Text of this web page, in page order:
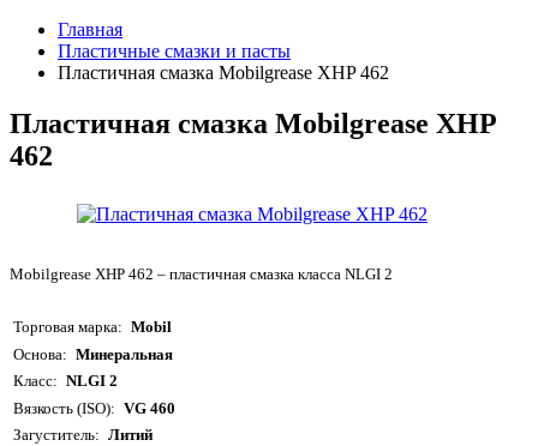
Главная
Пластичные смазки и пасты
Пластичная смазка Mobilgrease XHP 462
Пластичная смазка Mobilgrease XHP
462
Mobilgrease XHP 462 – пластичная смазка класса NLGI 2
Торговая марка
Mobil
Основа
Минеральная
Класс
NLGI 2
Вязкость (ISO)
VG 460
Загуститель
Литий